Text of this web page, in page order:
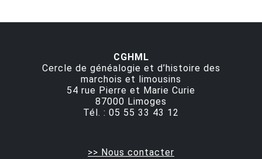
CGHML
Cercle de généalogie et d’histoire des
marchois et limousins
54 rue Pierre et Marie Curie
87000 Limoges
Tél. : 05 55 33 43 12
>> Nous contacter